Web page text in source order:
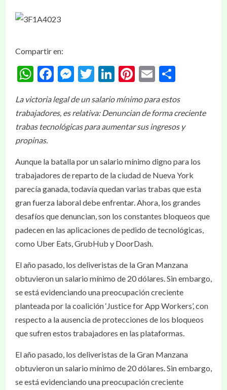
Compartir en:
WhatsApp
Facebook
Messenger
Twitter
LinkedIn
Pinterest
Email
La victoria legal de un salario mínimo para estos
trabajadores, es relativa: Denuncian de forma creciente
trabas tecnológicas para aumentar sus ingresos y
propinas.
Aunque la batalla por un salario mínimo digno para los
trabajadores de reparto de la ciudad de Nueva York
parecía ganada, todavía quedan varias trabas que esta
gran fuerza laboral debe enfrentar. Ahora, los grandes
desafíos que denuncian, son los constantes bloqueos que
padecen en las aplicaciones de pedido de tecnológicas,
como Uber Eats, GrubHub y DoorDash.
El año pasado, los deliveristas de la Gran Manzana
obtuvieron un salario mínimo de 20 dólares. Sin embargo,
se está evidenciando una preocupación creciente
planteada por la coalición ‘Justice for App Workers’, con
respecto a la ausencia de protecciones de los bloqueos
que sufren estos trabajadores en las plataformas.
El año pasado, los deliveristas de la Gran Manzana
obtuvieron un salario mínimo de 20 dólares. Sin embargo,
se está evidenciando una preocupación creciente